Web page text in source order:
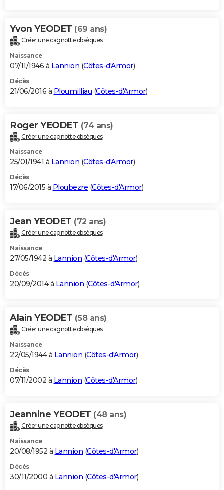
Yvon YEODET (69 ans)
Créer une cagnotte obsèques
Naissance
07/11/1946 à Lannion (Côtes-d'Armor)
Décès
21/06/2016 à Ploumilliau (Côtes-d'Armor)
Roger YEODET (74 ans)
Créer une cagnotte obsèques
Naissance
25/01/1941 à Lannion (Côtes-d'Armor)
Décès
17/06/2015 à Ploubezre (Côtes-d'Armor)
Jean YEODET (72 ans)
Créer une cagnotte obsèques
Naissance
27/05/1942 à Lannion (Côtes-d'Armor)
Décès
20/09/2014 à Lannion (Côtes-d'Armor)
Alain YEODET (58 ans)
Créer une cagnotte obsèques
Naissance
22/05/1944 à Lannion (Côtes-d'Armor)
Décès
07/11/2002 à Lannion (Côtes-d'Armor)
Jeannine YEODET (48 ans)
Créer une cagnotte obsèques
Naissance
20/08/1952 à Lannion (Côtes-d'Armor)
Décès
30/11/2000 à Lannion (Côtes-d'Armor)